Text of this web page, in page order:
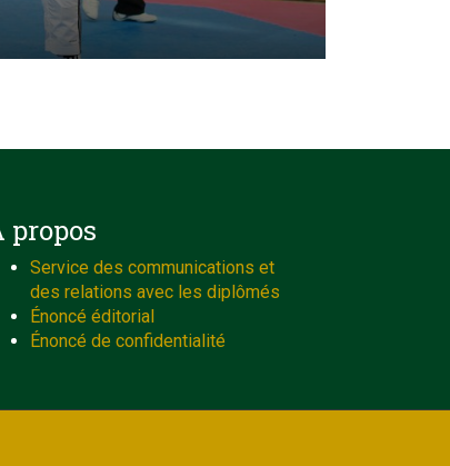
propos
Service des communications et
des relations avec les diplômés
Énoncé éditorial
Énoncé de confidentialité